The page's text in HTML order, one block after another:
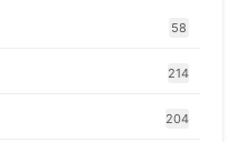
58
214
204